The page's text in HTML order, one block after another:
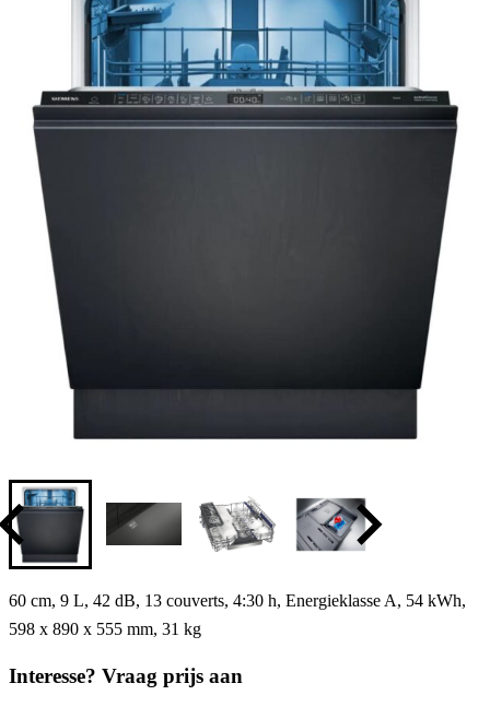
60 cm, 9 L, 42 dB, 13 couverts, 4:30 h, Energieklasse A, 54 kWh,
598 x 890 x 555 mm, 31 kg
Interesse? Vraag prijs aan